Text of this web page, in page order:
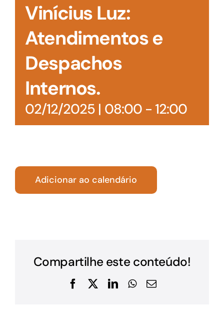
Vinícius Luz:
Atendimentos e
Despachos
Internos.
02/12/2025 | 08:00- 12:00
Adicionar ao calendário
Compartilhe este conteúdo!
Facebook
X LinkedInWhatsApp
E-